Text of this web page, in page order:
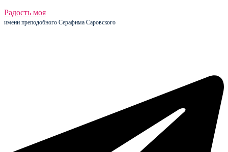
Радость моя
имени преподобного Серафима Саровского